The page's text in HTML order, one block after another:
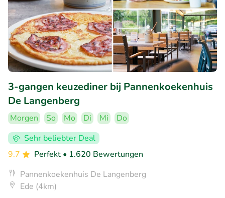
3-gangen keuzediner bij Pannenkoekenhuis
De Langenberg
Morgen So Mo Di Mi
Do
Sehr beliebter Deal
9.7
Perfekt • 1.620 Bewertungen
Pannenkoekenhuis De Langenberg
Ede (4km)